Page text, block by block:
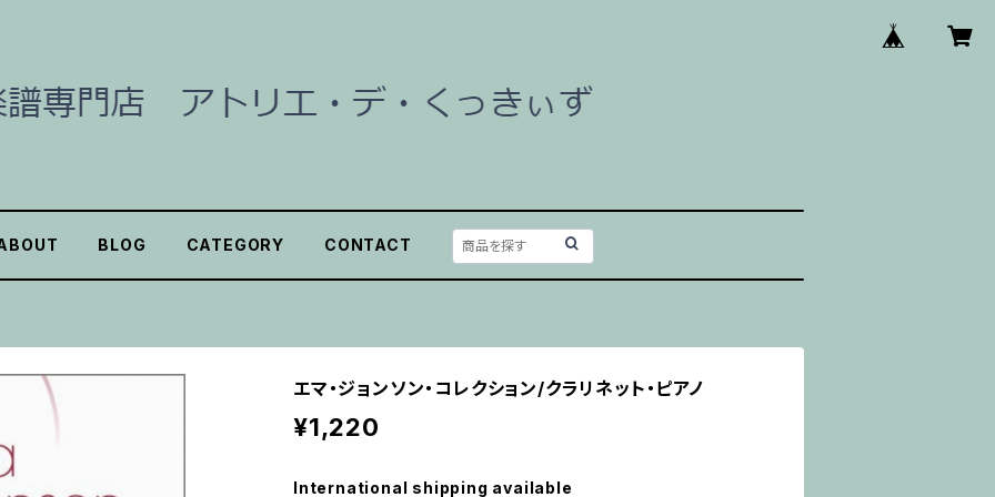
BLOG CATEGORY CONTACT
エマ・ジョンソン・コレクション/クラリネット・ピアノ
¥1,220
International shipping available